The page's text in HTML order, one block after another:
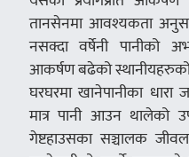
तानसेनमा आवश्यकता
नसक्दा वर्षेनी पानीको
आकर्षण बढेको
घरघरमा खानेपानीका
मात्र पानी आउन थालेको
गेष्टहाउसका सञ्चालक